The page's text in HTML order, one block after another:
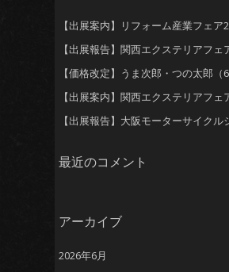
【出展案内】リフォーム産業フェア
【出展報告】関西エクステリアフェ
【価格改定】うま次郎・つの太郎（
【出展案内】関西エクステリアフェ
【出展報告】大阪モーターサイクル
最近のコメント
アーカイブ
2026年6月